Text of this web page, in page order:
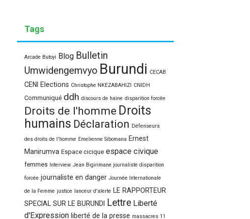
Tags
Arcade Butoyi Blog Bulletin
Umwidengemvyo Burundi CECAB
CENI Elections Christophe NKEZABAHIZI CNIDH
Communiqué ddh discours de haine disparition forcée
Droits de l'homme Droits
humains Déclaration Défenseurs
des droits de l'homme Emelienne Sibomana Ernest
Manirumva Espace cicique espace civique
femmes Interview Jean Bigirimane journaliste disparition
forcée journaliste en danger Journée Internationale
de la Femme justice lanceur d'alerte LE RAPPORTEUR
SPECIAL SUR LE BURUNDI
Lettre Liberté
d'Expression liberté de la presse massacres 11